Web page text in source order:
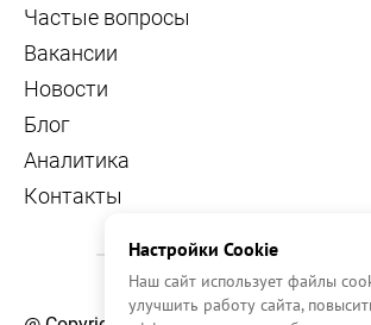
Частые вопросы
Вакансии
Новости
Блог
Аналитика
Контакты
Настройки Cookie
Наш сайт использует файлы
улучшить работу сайта,